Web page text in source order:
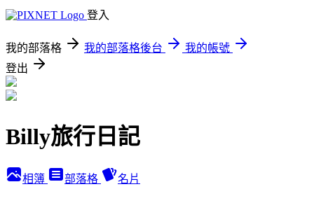
登入
我的部落格 我的部落格後台
我的帳號
登出
Billy旅行日記
相簿 部落格 名片